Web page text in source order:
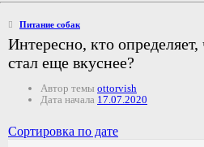
Питание собак
Интересно, кто
стал еще вкуснее?
Автор темы ottorvish
Дата начала 17.07.2020
Сортировка по дате